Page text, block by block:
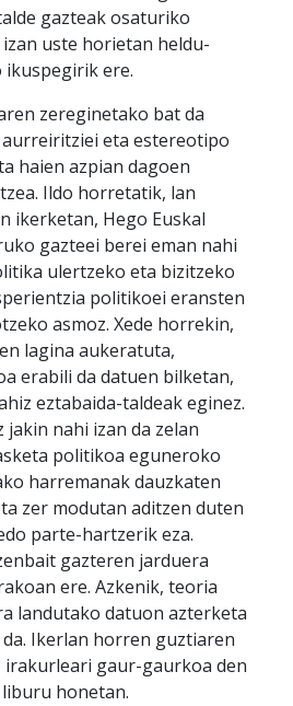
gazteak osaturiko
uste horietan heldu-
ere.
zereginetako bat da
eta estereotipo
haien azpian dagoen
Ildo horretatik, lan
ikerketan, Hego Euskal
gazteei berei eman nahi
ulertzeko eta bizitzeko
politikoei eransten
asmoz. Xede horrekin,
lagina aukeratuta,
erabili da datuen bilketan,
eztabaida-taldeak eginez.
nahi izan da zelan
politikoa eguneroko
harremanak dauzkaten
zer modutan aditzen duten
parte-hartzerik eza.
gazteren jarduera
ere. Azkenik, teoria
landutako datuon azterketa
Ikerlan horren guztiaren
irakurleari gaur-gaurkoa den
honetan.